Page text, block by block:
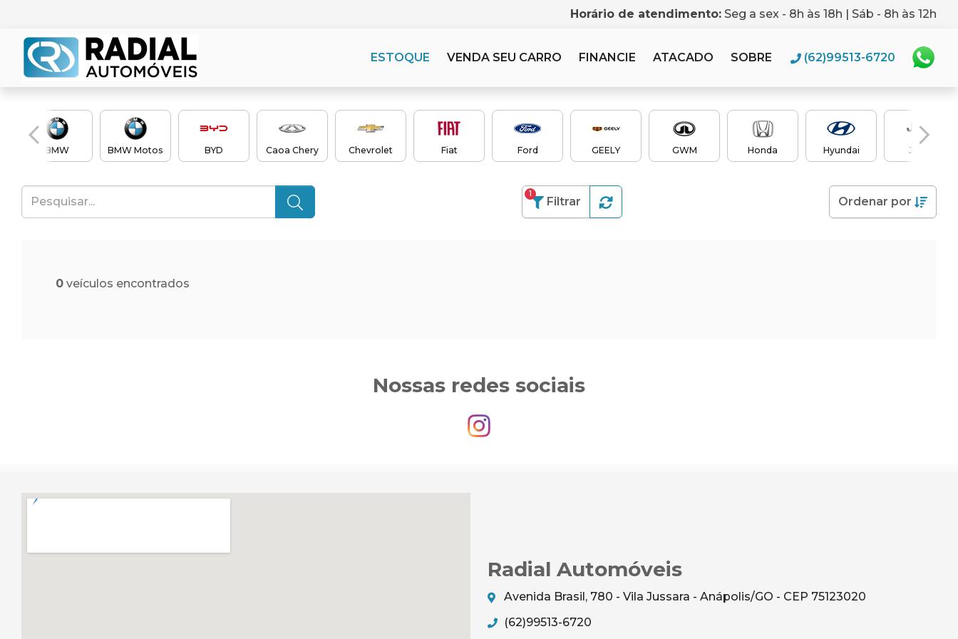
Horário de atendimento: Seg a sex - 8h às 18h | Sáb - 8h às 12h
ESTOQUE VENDA SEU CARRO FINANCIE ATACADO SOBRE (62)99513-6720
BMW BMW Motos BYD Caoa Chery Chevrolet Fiat Ford GEELY GWM Honda Hyundai Jeep
Filtrar
1
Ordenar por
0 veículos encontrados
Nossas redes sociais
Radial Automóveis
Avenida Brasil, 780 - Vila Jussara - Anápolis/GO - CEP 75123020
(62)99513-6720